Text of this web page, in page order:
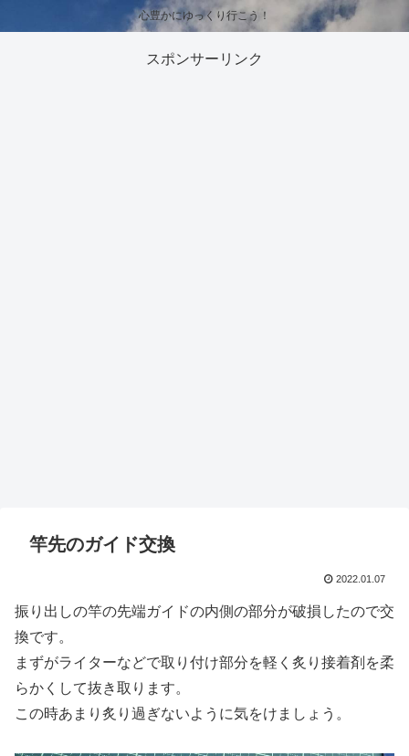
心豊かにゆっくり行こう！
スポンサーリンク
竿先のガイド交換
2022.01.07
振り出しの竿の先端ガイドの内側の部分が破損したので交
換です。
まずがライターなどで取り付け部分を軽く炙り接着剤を柔
らかくして抜き取ります。
この時あまり炙り過ぎないように気をけましょう。